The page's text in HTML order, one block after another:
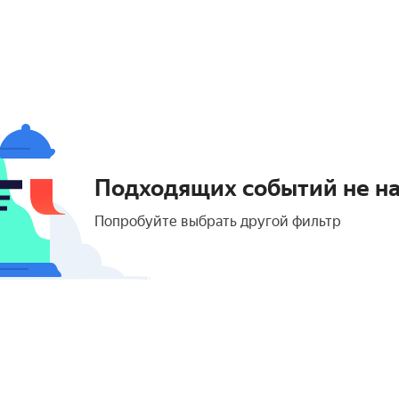
Подходящих событий не
Попробуйте выбрать другой фильтр